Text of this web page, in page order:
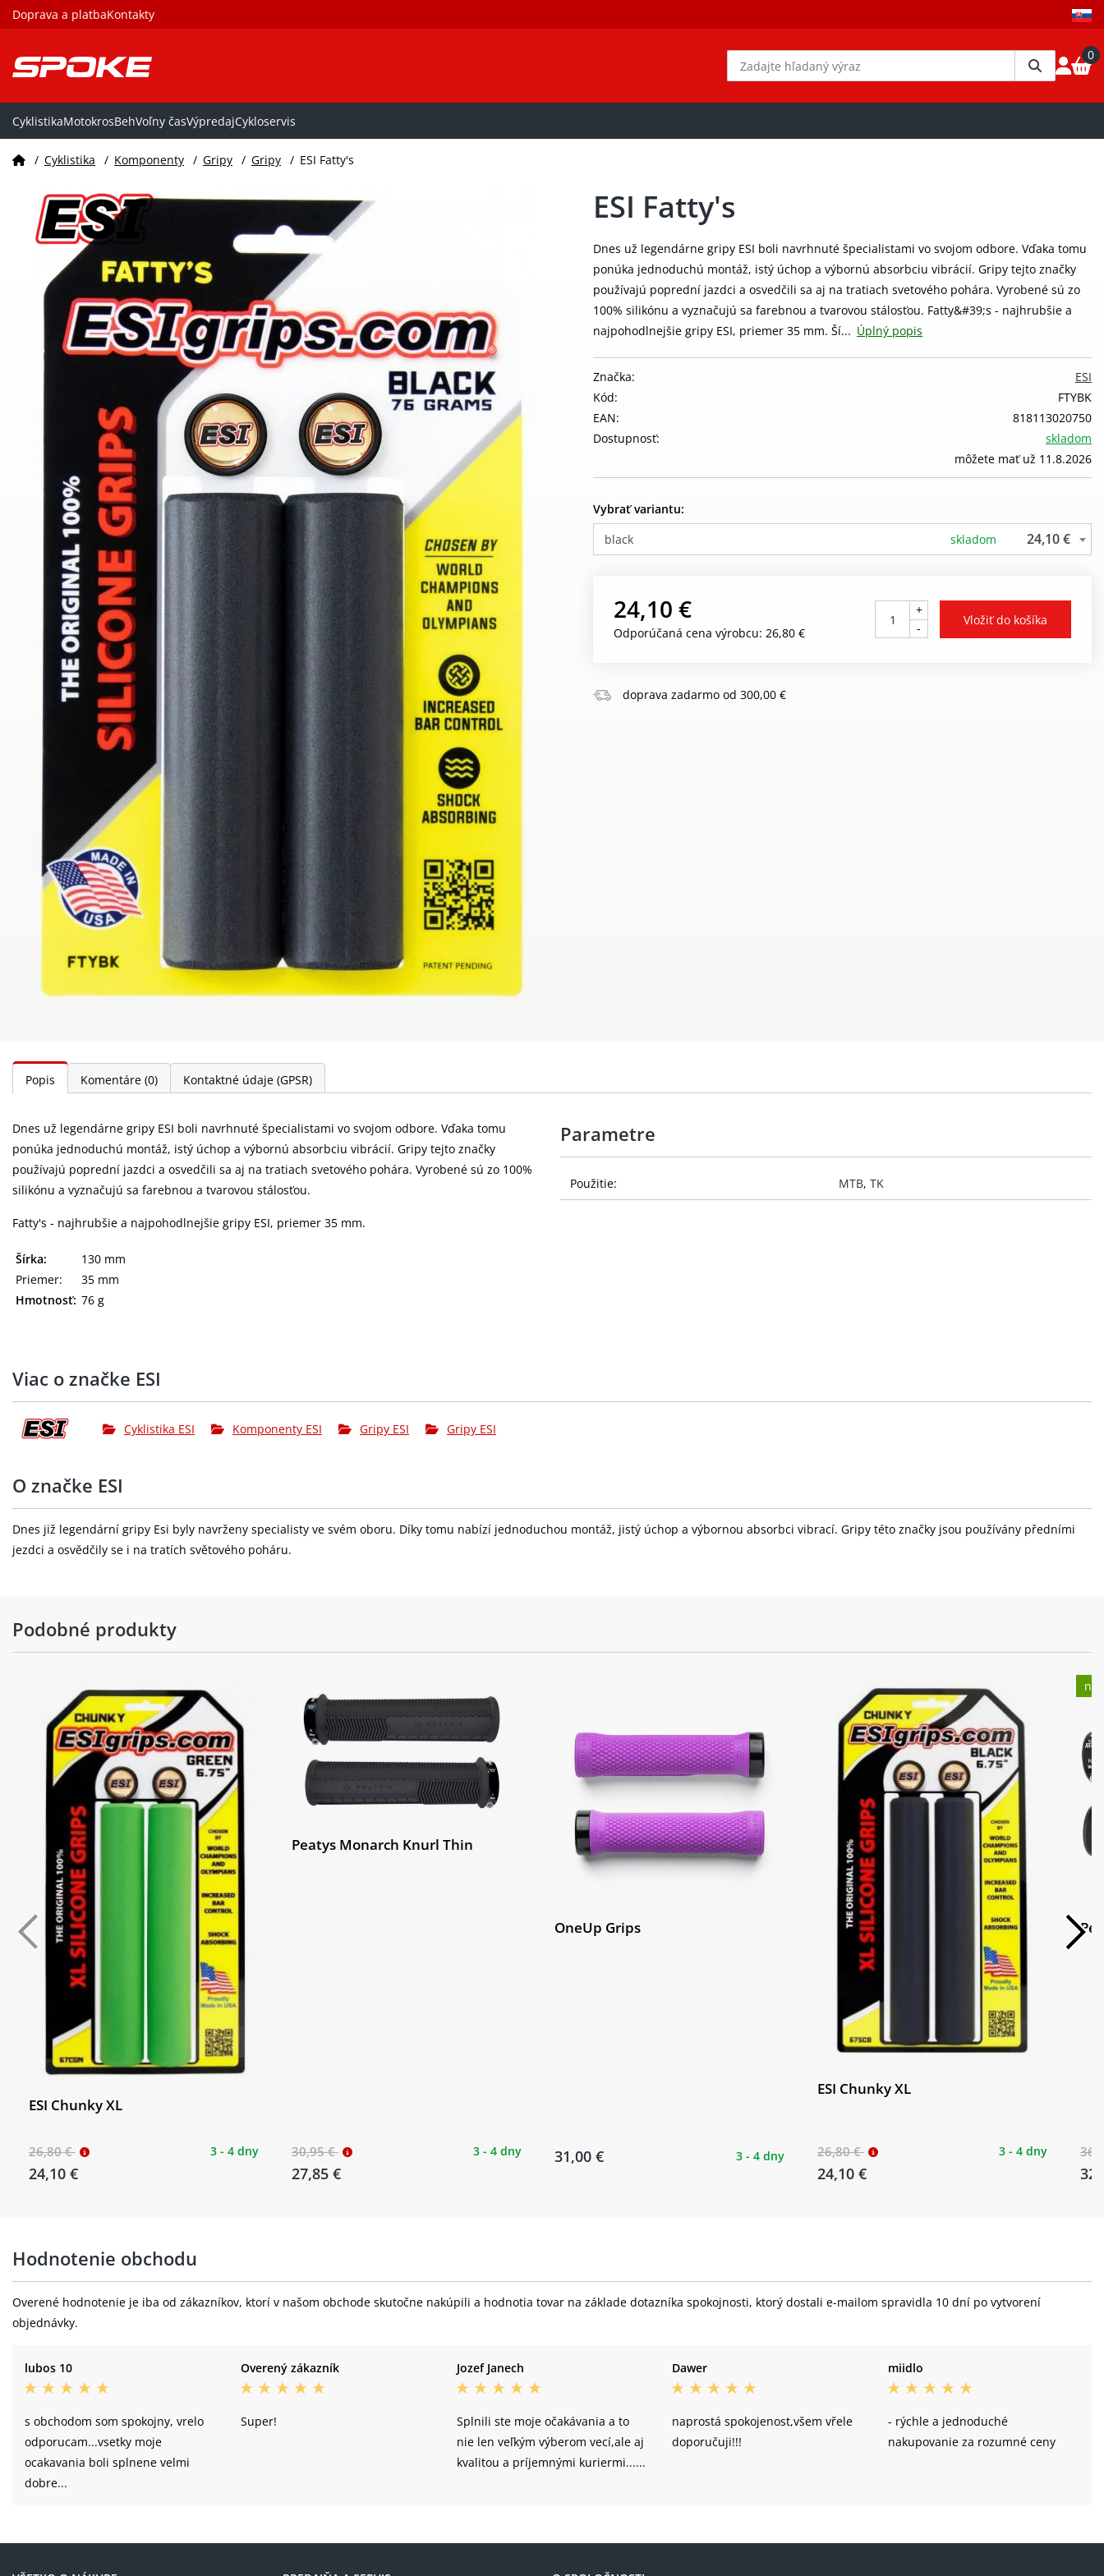
Doprava a platbaKontakty
0
CyklistikaMotokrosBehVoľny časVýpredajCykloservis
/ Cyklistika / Komponenty / Gripy / Gripy / ESI Fatty's
ESI Fatty's
Dnes už legendárne gripy ESI boli navrhnuté špecialistami vo svojom odbore. Vďaka tomu
ponúka jednoduchú montáž, istý úchop a výbornú absorbciu vibrácií. Gripy tejto značky
používajú poprední jazdci a osvedčili sa aj na tratiach svetového pohára. Vyrobené sú zo
100% silikónu a vyznačujú sa farebnou a tvarovou stálosťou. Fatty&#39;s - najhrubšie a
najpohodlnejšie gripy ESI, priemer 35 mm. Ší... Úplný popis
ESI
Značka:
FTYBK
Kód:
818113020750
EAN:
skladom
môžete mať už 11.8.2026
Dostupnosť:
Vybrať variantu:
black
skladom 24,10 €
24,10 €
Odporúčaná cena výrobcu: 26,80 €
+
-
doprava zadarmo od 300,00 €
Popis Komentáre (0) Kontaktné údaje (GPSR)
Dnes už legendárne gripy ESI boli navrhnuté špecialistami vo svojom odbore. Vďaka tomu
ponúka jednoduchú montáž, istý úchop a výbornú absorbciu vibrácií. Gripy tejto značky
používajú poprední jazdci a osvedčili sa aj na tratiach svetového pohára. Vyrobené sú zo 100%
silikónu a vyznačujú sa farebnou a tvarovou stálosťou.
Fatty's - najhrubšie a najpohodlnejšie gripy ESI, priemer 35 mm.
Šírka:
Priemer:
Hmotnosť:
130 mm
35 mm
76 g
Parametre
Použitie: MTB, TK
Viac o značke ESI
Cyklistika ESI Komponenty ESI Gripy ESI Gripy ESI
O značke ESI
Dnes již legendární gripy Esi byly navrženy specialisty ve svém oboru. Díky tomu nabízí jednoduchou montáž, jistý úchop a výbornou absorbci vibrací. Gripy této značky jsou používány předními
jezdci a osvědčily se i na tratích světového poháru.
Podobné produkty
ESI Chunky XL
26,80 €
24,10 €
3 - 4 dny
Peatys Monarch Knurl Thin
30,95 €
27,85 €
3 - 4 dny
OneUp Grips
31,00 € 3 - 4 dny
ESI Chunky XL
26,80 €
24,10 €
3 - 4 dny
Hodnotenie obchodu
Overené hodnotenie je iba od zákazníkov, ktorí v našom obchode skutočne nakúpili a hodnotia tovar na základe dotazníka spokojnosti, ktorý dostali e-mailom spravidla 10 dní po vytvorení
objednávky.
lubos 10
s obchodom som spokojny, vrelo
odporucam...vsetky moje
ocakavania boli splnene velmi
dobre...
Overený zákazník
Super!
Jozef Janech
Splnili ste moje očakávania a to
nie len veľkým výberom vecí,ale aj
kvalitou a príjemnými kuriermi......
Dawer
naprostá spokojenost,všem vřele
doporučuji!!!
miidlo
- rýchle a jednoduché
nakupovanie za rozumné ceny